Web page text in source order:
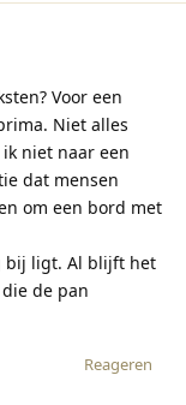
Voor een
Niet alles
niet naar een
dat mensen
om een bord met
bij ligt. Al blijft het
de pan
Reageren